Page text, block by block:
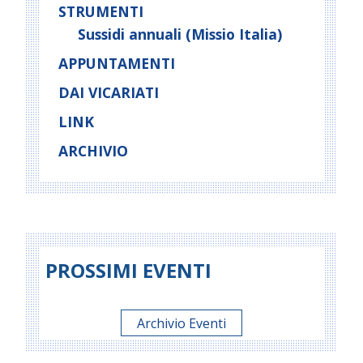
STRUMENTI
Sussidi annuali (Missio Italia)
APPUNTAMENTI
DAI VICARIATI
LINK
ARCHIVIO
PROSSIMI EVENTI
Archivio Eventi